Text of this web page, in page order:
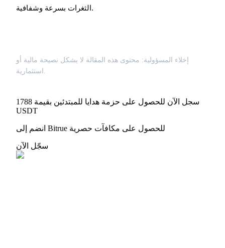
مركز المكافآت
تسجيل الدخولاشتراك
الثغرات بسرعة وشفافية.
إخلاء المسؤولية: محتوى هذه المقالة لا يشكل نصيحة مالية أو
استثمارية.
سجل الآن للحصول على حزمة هدايا للمبتدئين بقيمة 1788
USDT
انضم إلى Bitrue للحصول على مكافآت حصرية
سجّل الآن